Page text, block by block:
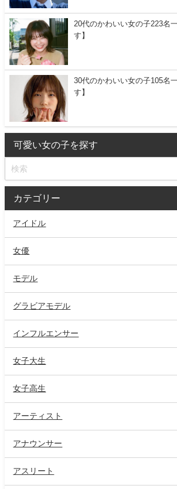
20代のかわいい女の子223名
す】
30代のかわいい女の子105名
す】
可愛い女の子を探す
カテゴリー
アイドル
女優
モデル
グラビアモデル
インフルエンサー
女子大生
女子高生
アーティスト
アナウンサー
アスリート